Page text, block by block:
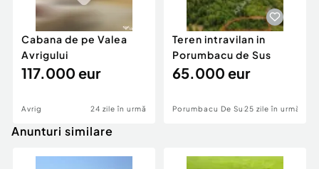
Cabana de pe Valea
Avrigului
117.000 eur
Avrig 24 zile în urmă
Teren intravilan in
Porumbacu de Sus
65.000 eur
Porumbacu De Sus25 zile în urmă
Anunturi similare